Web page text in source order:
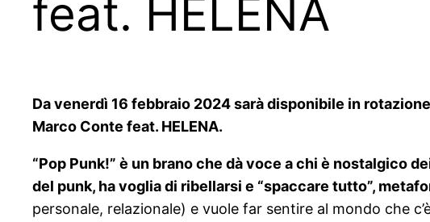
feat. HELENA
Da venerdì 16 febbraio 2024 sarà disponibile in
Marco Conte feat. HELENA.
“Pop Punk!” è un brano che dà voce a chi è nostalgico
del punk, ha voglia di ribellarsi e “spaccare tutto”,
personale, relazionale) e vuole far sentire al mondo che